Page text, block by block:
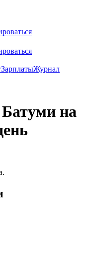
ЗарплатыЖурнал
на